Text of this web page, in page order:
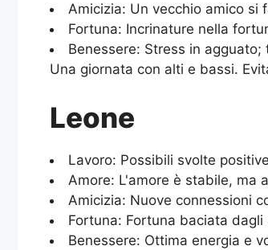
Amicizia: Un vecchio amico si
Fortuna: Incrinature nella
Benessere: Stress in
Una giornata con alti e bassi.
Leone
Lavoro: Possibili svolte
Amore: L'amore è stabile, ma
Amicizia: Nuove connessioni
Fortuna: Fortuna baciata
Benessere: Ottima energia e